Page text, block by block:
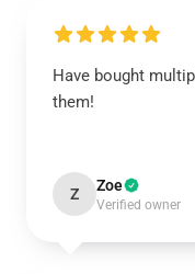
Have bought
them!
Z Zoe
Verified owner